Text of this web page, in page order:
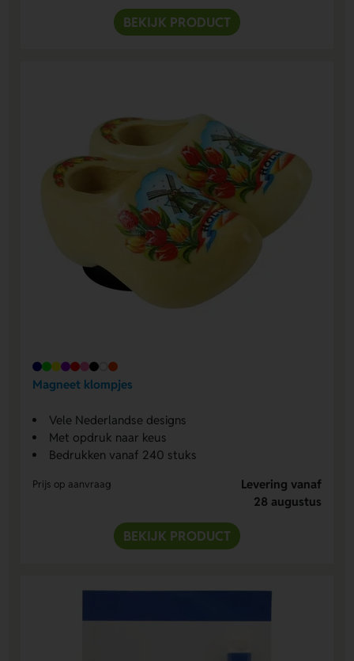
BEKIJK PRODUCT
Magneet klompjes
Vele Nederlandse designs
Met opdruk naar keus
Bedrukken vanaf 240 stuks
Prijs op aanvraag
Levering vanaf
28 augustus
BEKIJK PRODUCT